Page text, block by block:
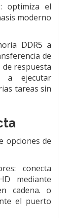
optimiza el
moderno
DDR5 a
de
de respuesta
a ejecutar
tareas sin
opciones de
conecta
mediante
cadena. o
el puerto